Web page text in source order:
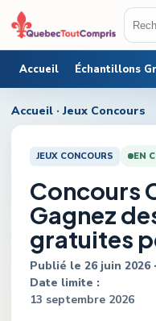
Accueil Échantillons
Accueil · Jeux Concours
JEUX CONCOURS EN
Concours
Gagnez
gratuites
Publié le 26 juin 2026
Date limite :
13 septembre 2026